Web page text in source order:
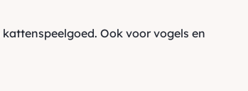
Ook voor vogels en